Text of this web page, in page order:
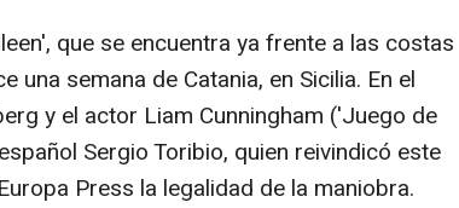
que se encuentra ya frente a las costas
una semana de Catania, en Sicilia. En el
y el actor Liam Cunningham ('Juego de
Sergio Toribio, quien reivindicó este
Press la legalidad de la maniobra.